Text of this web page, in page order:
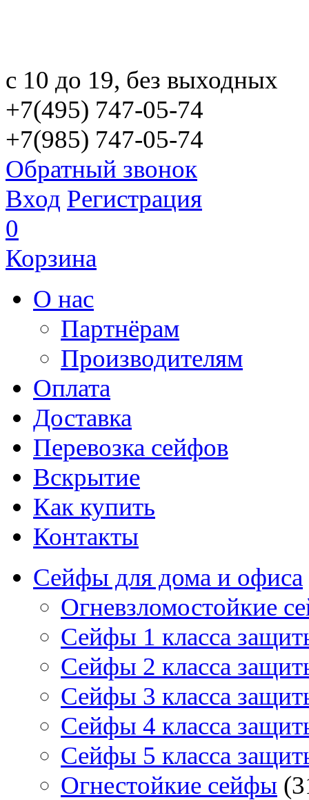
с 10 до 19, без выходных
+7(495) 747-05-74
+7(985) 747-05-74
Обратный звонок
Вход Регистрация
0
Корзина
О нас
Партнёрам
Производителям
Оплата
Доставка
Перевозка сейфов
Вскрытие
Как купить
Контакты
Сейфы для дома и офиса
Огневзломостойкие
Сейфы 1 класса
Сейфы 2 класса
Сейфы 3 класса
Сейфы 4 класса
Сейфы 5 класса
Огнестойкие сейфы